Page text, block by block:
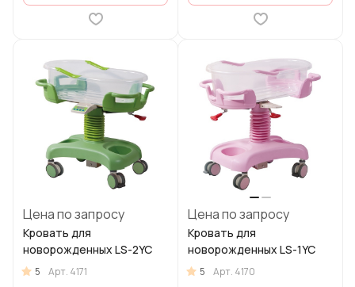
Цена по запросу
Кровать для
новорожденных LS-2YC
5 Арт. 4171
Цена по запросу
Кровать для
новорожденных LS-1YC
5 Арт. 4170